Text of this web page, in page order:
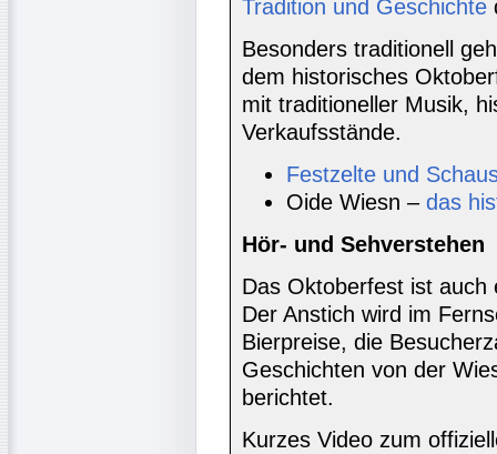
Tradition und Geschichte
Besonders traditionell
dem historisches
mit traditioneller Musik,
Verkaufsstände.
Festzelte und
Oide Wiesn – das
Hör- und Sehverstehen
Das Oktoberfest ist auch
Der Anstich wird im
Bierpreise, die
Geschichten von der
berichtet.
Kurzes Video zum